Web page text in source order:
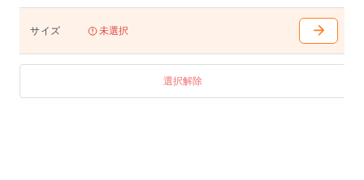
”Traffic”と言う名は、自由自在に伸びるフレーム形状
が、車が行き来する道路の交通網を思わせるところか
※こちらの商品は受発注商品となっており、イタリア
サイズ 未選択
選択解除